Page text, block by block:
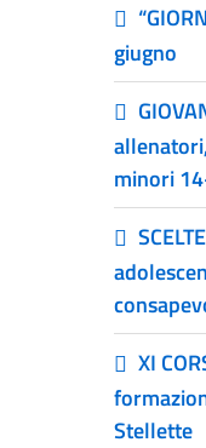
giugno
minori
XI
Stellette